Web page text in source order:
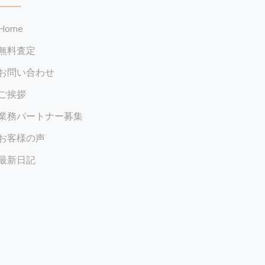
料査定
問い合わせ
挨拶
務パートナー募集
客様の声
新日記